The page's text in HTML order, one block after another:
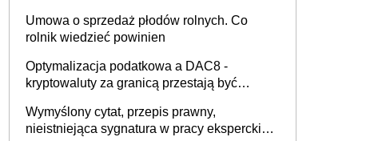
Umowa o sprzedaż płodów rolnych. Co
rolnik wiedzieć powinien
Optymalizacja podatkowa a DAC8 -
kryptowaluty za granicą przestają być
Wymyślony cytat, przepis prawny,
nieistniejąca sygnatura w pracy eksperckiej -